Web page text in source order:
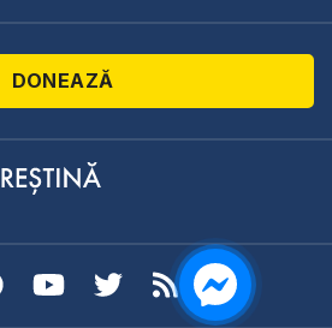
DONEAZĂ